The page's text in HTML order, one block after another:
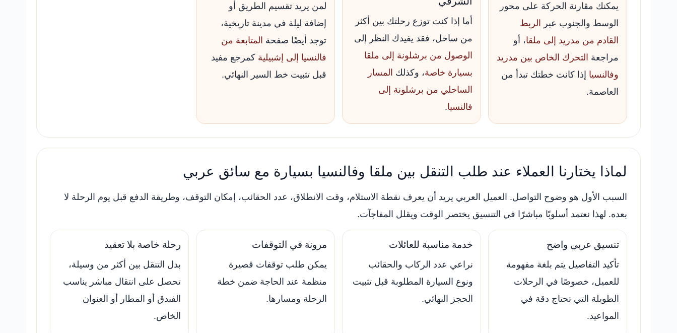
يمكنك مقارنة الحركة على محور
الوسط والجنوب عبر الربط
القادم من مدريد إلى ملقا، أو
مراجعة التحرك الخاص بين مدريد
وفالنسيا إذا كانت خطتك تبدأ من
العاصمة.
أما إذا كنت توزع رحلتك بين أكثر
من ساحل، فقد يفيدك النظر إلى
الوصول من برشلونة إلى ملقا
بسيارة خاصة، وكذلك المسار
الساحلي من برشلونة إلى
فالنسيا.
لمن يريد تقسيم الطريق أو
إضافة ليلة في مدينة تاريخية،
توجد أيضًا صفحة المتابعة من
فالنسيا إلى إشبيلية كمرجع مفيد
قبل تثبيت خط السير النهائي.
لماذا يختارنا العملاء عند طلب التنقل بين ملقا وفالنسيا بسيارة مع سائق عربي
السبب الأول هو وضوح التواصل. العميل العربي يريد أن يعرف نقطة الاستلام، وقت الانطلاق، عدد الحقائب، إمكان التوقف، وطريقة الدفع قبل يوم الرحلة لا
بعده. لهذا نعتمد أسلوبًا مباشرًا في التنسيق يختصر الوقت ويقلل المفاجآت.
تنسيق عربي واضح
تأكيد التفاصيل يتم بلغة مفهومة
للعميل، خصوصًا في الرحلات
الطويلة التي تحتاج دقة في
المواعيد.
خدمة مناسبة للعائلات
نراعي عدد الركاب والحقائب
ونوع السيارة المطلوبة قبل تثبيت
الحجز النهائي.
مرونة في التوقفات
يمكن طلب توقفات قصيرة
منظمة عند الحاجة ضمن خطة
الرحلة ومسارها.
رحلة خاصة بلا تعقيد
بدل التنقل بين أكثر من وسيلة،
تحصل على انتقال مباشر يناسب
الفندق أو المطار أو العنوان
الخاص.